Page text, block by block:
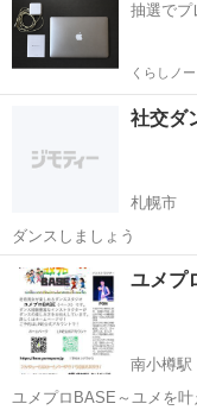
抽選でプ
くらしノー
社交ダ
札幌市
ダンスしましょう
北海道 社
ユメプ
南小樽駅
ユメプロBASE～ユメを叶える秘密基地～